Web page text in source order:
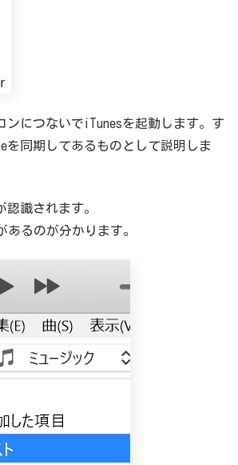
ンにつないでiTunesを起動します。す
を同期してあるものとして説明しま
認識されます。
あるのが分かります。